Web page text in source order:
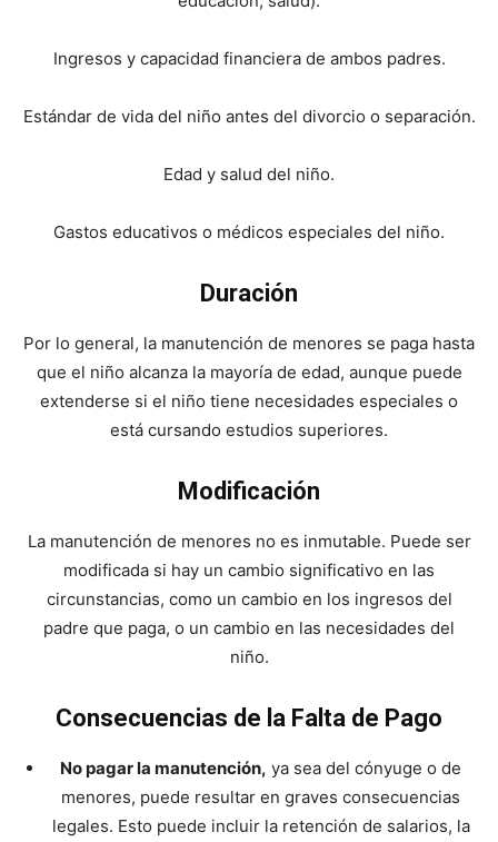
Ingresos y capacidad financiera de ambos padres.
Estándar de vida del niño antes del divorcio o separación.
Edad y salud del niño.
Gastos educativos o médicos especiales del niño.
Duración
Por lo general, la manutención de menores se paga hasta
que el niño alcanza la mayoría de edad, aunque puede
extenderse si el niño tiene necesidades especiales o
está cursando estudios superiores.
Modificación
La manutención de menores no es inmutable. Puede ser
modificada si hay un cambio significativo en las
circunstancias, como un cambio en los ingresos del
padre que paga, o un cambio en las necesidades del
niño.
Consecuencias de la Falta de Pago
No pagar la manutención, ya sea del cónyuge o de
menores, puede resultar en graves consecuencias
legales. Esto puede incluir la retención de salarios, la